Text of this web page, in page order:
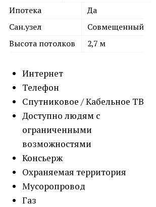
Ипотека
Да
Сан.узел
Совмещенный
Высота потолков
2,7 м
Интернет
Телефон
Спутниковое / Кабельное ТВ
Доступно людям с
ограниченными
возможностями
Консьерж
Охраняемая территория
Мусоропровод
Газ